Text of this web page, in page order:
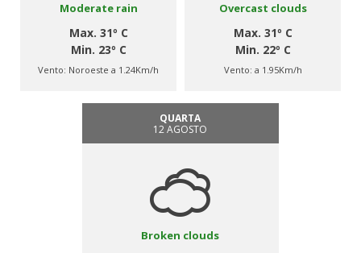
Moderate rain
Max. 31º C
Min. 23º C
Vento: Noroeste a 1.24Km/h
Overcast clouds
Max. 31º C
Min. 22º C
Vento: a 1.95Km/h
QUARTA
12 AGOSTO
Broken clouds